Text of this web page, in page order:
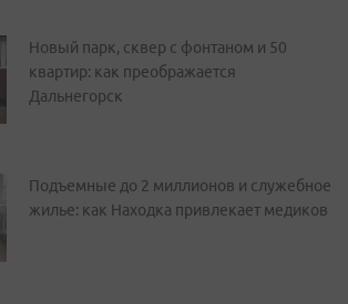
Новый парк, сквер с фонтаном и 50
квартир: как преображается
Дальнегорск
Подъемные до 2 миллионов и служебное
жилье: как Находка привлекает медиков